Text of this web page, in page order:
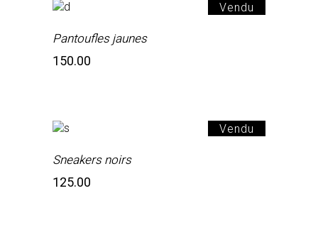
Vendu
Pantoufles jaunes
150.00
Vendu
Sneakers noirs
125.00